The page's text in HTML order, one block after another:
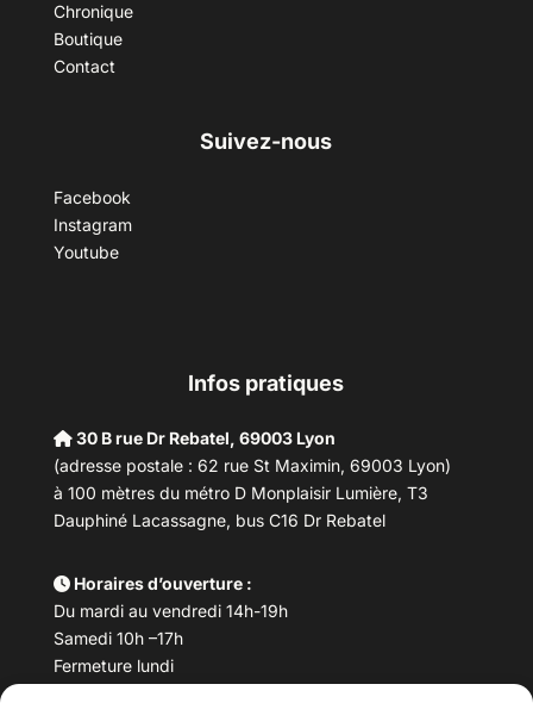
Chronique
Boutique
Contact
Suivez-nous
Facebook
Instagram
Youtube
Infos pratiques
30 B rue Dr Rebatel, 69003 Lyon
(adresse postale : 62 rue St Maximin, 69003 Lyon)
à 100 mètres du métro D Monplaisir Lumière, T3
Dauphiné Lacassagne, bus C16 Dr Rebatel
Horaires d’ouverture :
Du mardi au vendredi 14h-19h
Samedi 10h –17h
Fermeture lundi